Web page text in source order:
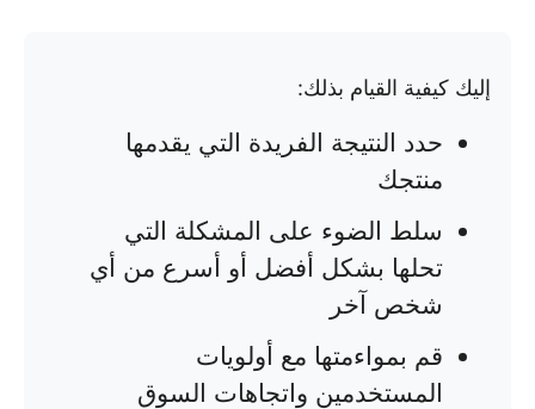
إليك كيفية القيام بذلك:
حدد النتيجة الفريدة التي يقدمها
منتجك
سلط الضوء على المشكلة التي
تحلها بشكل أفضل أو أسرع من أي
شخص آخر
قم بمواءمتها مع أولويات
المستخدمين واتجاهات السوق